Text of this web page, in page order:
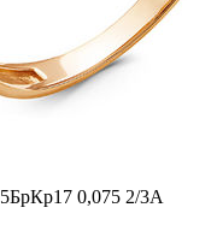
0,075 2/3А